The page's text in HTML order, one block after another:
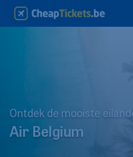
Ontdek de mooiste
Air Belgium